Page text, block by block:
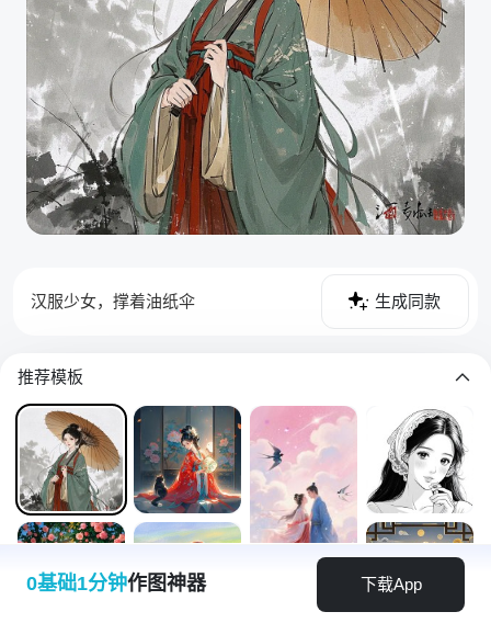
汉服少女，撑着油纸伞 生成同款
推荐模板
0基础1分钟作图神器 下载App